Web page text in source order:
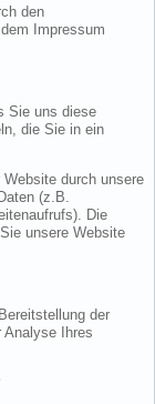
den
Impressum
Sie uns diese
die Sie in ein
durch unsere
(z.B.
Die
unsere Website
der
Analyse Ihres